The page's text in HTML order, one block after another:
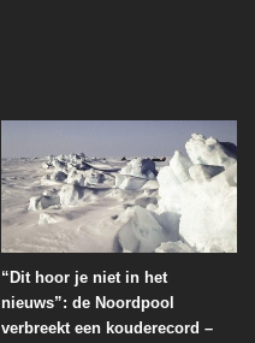
“Dit hoor je niet in het
nieuws”: de Noordpool
verbreekt een kouderecord –